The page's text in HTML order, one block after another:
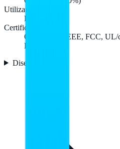
Utilizar con
PC/servidor
Certificación
CE, TUV, WEEE, FCC,
KCC
Diseño